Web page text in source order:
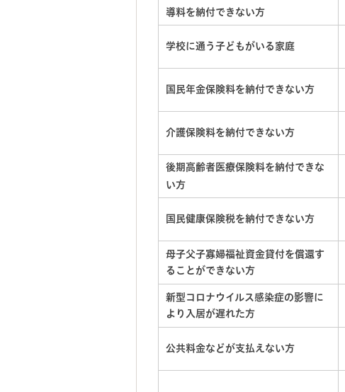
導料を納付できない方
学校に通う子どもがいる家庭
国民年金保険料を納付できない方
介護保険料を納付できない方
後期高齢者医療保険料を納付できな
い方
国民健康保険税を納付できない方
母子父子寡婦福祉資金貸付を償還す
ることができない方
新型コロナウイルス感染症の影響に
より入居が遅れた方
公共料金などが支払えない方